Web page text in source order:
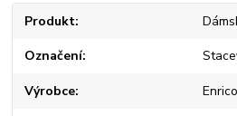
Produkt
Označení
Výrobce